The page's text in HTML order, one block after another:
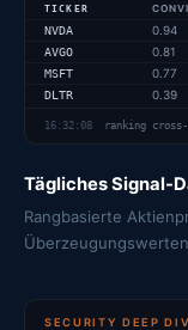
TICKER
NVDA 0.94
AVGO 0.81
MSFT 0.77
DLTR 0.39
16:32:08 ranking
Tägliches Signal-
Rangbasierte
SECURITY DEEP